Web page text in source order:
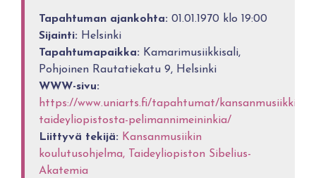
Tapahtuman ajankohta: 01.01.1970 klo 19:00
Sijainti: Helsinki
Tapahtumapaikka: Kamarimusiikkisali,
Pohjoinen Rautatiekatu 9, Helsinki
WWW-sivu:
https://www.uniarts.fi/tapahtumat/kansanmusiikkia-
taideyliopistosta-pelimannimeininkia/
Liittyvä tekijä: Kansanmusiikin
koulutusohjelma, Taideyliopiston Sibelius-
Akatemia